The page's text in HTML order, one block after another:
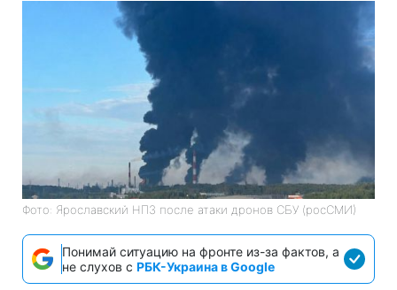
Фото: Ярославский НПЗ после атаки дронов СБУ (росСМИ)
Понимай ситуацию на фронте из-за фактов, а
не слухов с РБК-Украина в Google